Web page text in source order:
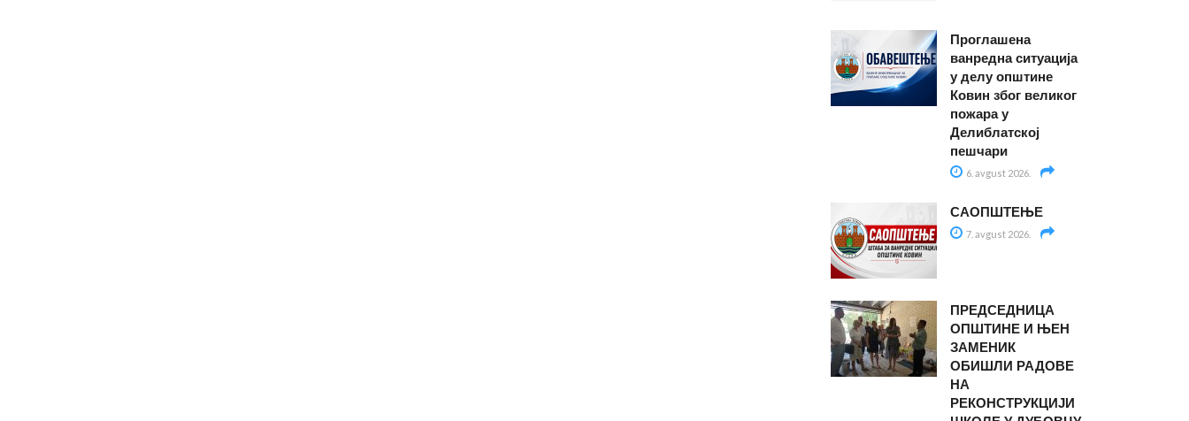
Проглашена
ванредна ситуација
у делу општине
Ковин због великог
пожара у
Делиблатској
пешчари
6. avgust 2026.
САОПШТЕЊЕ
7. avgust 2026.
ПРЕДСЕДНИЦА
ОПШТИНЕ И ЊЕН
ЗАМЕНИК
ОБИШЛИ РАДОВЕ
НА
РЕКОНСТРУКЦИЈИ